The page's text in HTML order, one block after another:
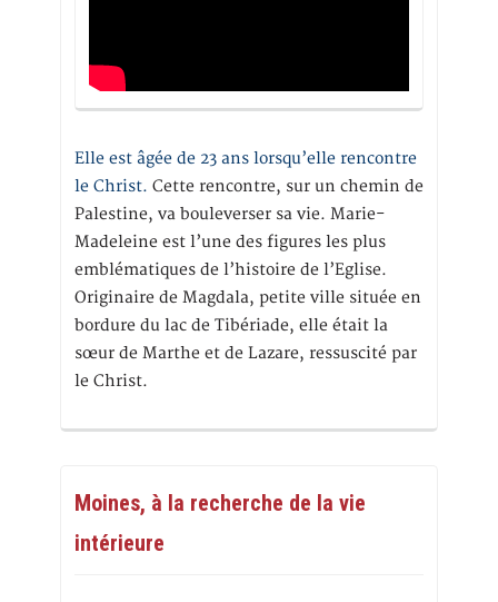
Elle est âgée de 23 ans lorsqu’elle rencontre
le Christ. Cette rencontre, sur un chemin de
Palestine, va bouleverser sa vie. Marie-
Madeleine est l’une des figures les plus
emblématiques de l’histoire de l’Eglise.
Originaire de Magdala, petite ville située en
bordure du lac de Tibériade, elle était la
sœur de Marthe et de Lazare, ressuscité par
le Christ.
Moines, à la recherche de la vie
intérieure